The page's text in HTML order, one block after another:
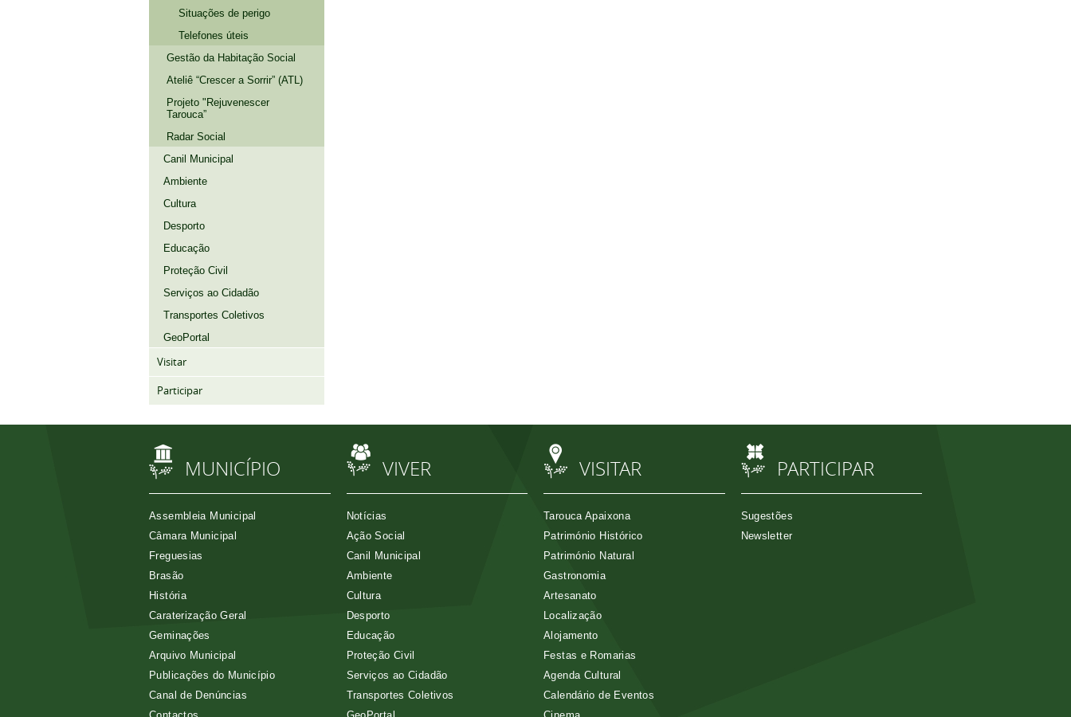
Situações de perigo
Telefones úteis
Gestão da Habitação Social
Ateliê “Crescer a Sorrir” (ATL)
Projeto "Rejuvenescer
Tarouca”
Radar Social
Canil Municipal
Ambiente
Cultura
Desporto
Educação
Proteção Civil
Serviços ao Cidadão
Transportes Coletivos
GeoPortal
Visitar
Participar
MUNICÍPIO
Assembleia Municipal
Câmara Municipal
Freguesias
Brasão
História
Caraterização Geral
Geminações
Arquivo Municipal
Publicações do Município
Canal de Denúncias
VIVER
Notícias
Ação Social
Canil Municipal
Ambiente
Cultura
Desporto
Educação
Proteção Civil
Serviços ao Cidadão
Transportes Coletivos
VISITAR
Tarouca Apaixona
Património Histórico
Património Natural
Gastronomia
Artesanato
Localização
Alojamento
Festas e Romarias
Agenda Cultural
Calendário de Eventos
PARTICIPAR
Sugestões
Newsletter